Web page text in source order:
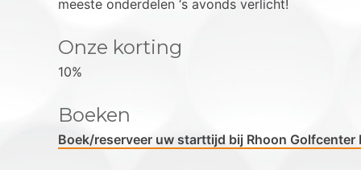
meeste onderdelen ‘s avonds verlicht!
Onze korting
10%
Boeken
Boek/reserveer uw starttijd bij Rhoon Golfcenter